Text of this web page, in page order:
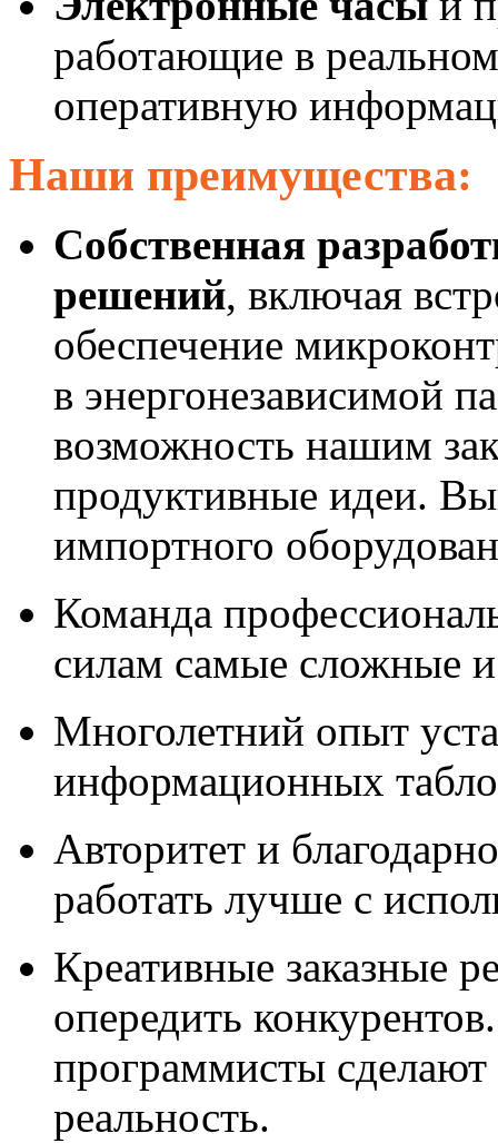
работающие в
оперативную
Наши преимущества:
Собственная
решений, включая
обеспечение
в энергонезависимой
возможность нашим
продуктивные идеи.
импортного
Команда
силам самые сложные
Многолетний опыт
информационных
Авторитет и
работать лучше с
Креативные заказные
опередить
программисты сделают
реальность.